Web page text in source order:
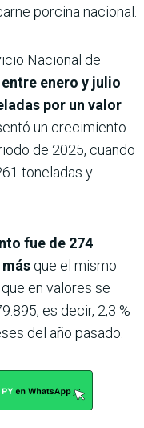
porcina nacional.
Nacional de
entre enero y julio
por un valor
un crecimiento
de 2025, cuando
toneladas y
fue de 274
que el mismo
en valores se
es decir, 2,3 %
del año pasado.